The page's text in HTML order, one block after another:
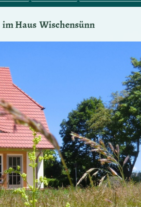
Haus Wischensünn